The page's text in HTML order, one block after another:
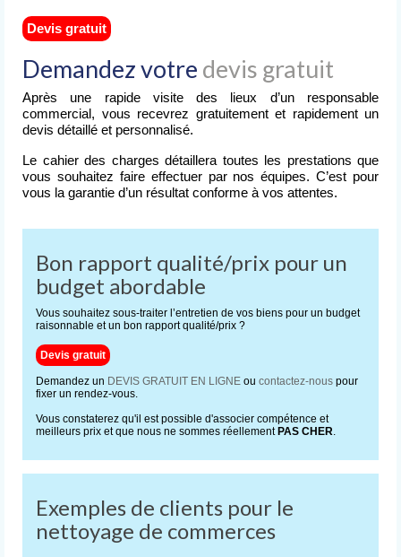
Devis gratuit
Demandez votre devis gratuit
Après une rapide visite des lieux d’un responsable
commercial, vous recevrez gratuitement et rapidement un
devis détaillé et personnalisé.
Le cahier des charges détaillera toutes les prestations que
vous souhaitez faire effectuer par nos équipes. C’est pour
vous la garantie d’un résultat conforme à vos attentes.
Bon rapport qualité/prix pour un
budget abordable
Vous souhaitez sous-traiter l’entretien de vos biens pour un budget
raisonnable et un bon rapport qualité/prix ?
Devis gratuit
Demandez un DEVIS GRATUIT EN LIGNE ou contactez-nous pour
fixer un rendez-vous.
Vous constaterez qu'il est possible d'associer compétence et
meilleurs prix et que nous ne sommes réellementPAS CHER
Exemples de clients pour le
nettoyage de commerces